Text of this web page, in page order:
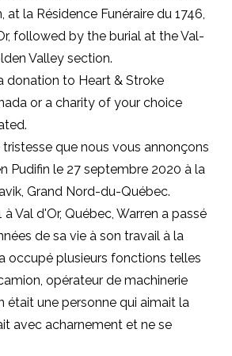
at la Résidence Funéraire du 1746,
followed by the burial at the Val-
Valley section.
donation to Heart & Stroke
or a charity of your choice
tristesse que nous vous annonçons
Pudifin le 27 septembre 2020 à la
Grand Nord-du-Québec.
à Val d'Or, Québec, Warren a passé
de sa vie à son travail à la
occupé plusieurs fonctions telles
opérateur de machinerie
était une personne qui aimait la
avec acharnement et ne se